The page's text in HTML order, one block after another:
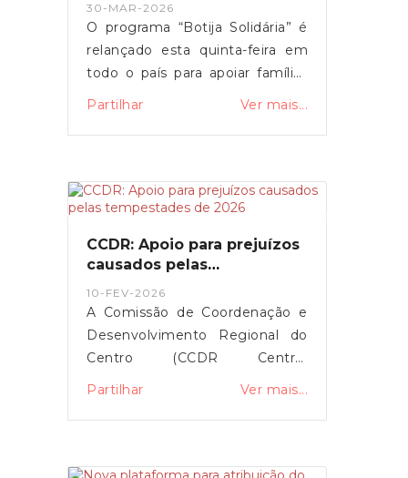
lugar no início e no fim dos
trabalhos.
30-MAR-2026
O programa “Botija Solidária” é
relançado esta quinta-feira em
todo o país para apoiar famílias
de gás. O primeiro-ministro Luís
aumento da comparticipação de
15 para 25 euros durante os
justificando a medida com o
impacto da guerra no Médio
Oriente.
Partilhar Ver mais...
CCDR: Apoio para prejuízos
causados pelas
10-FEV-2026
A Comissão de Coordenação e
Desenvolvimento Regional do
Centro (CCDR Centro)
prejuízos resultantes das
afetaram vários concelhos da
Partilhar Ver mais...